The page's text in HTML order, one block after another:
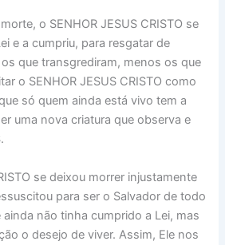
o SENHOR JESUS CRISTO se
e a cumpriu, para resgatar de
que transgrediram, menos os que
o SENHOR JESUS CRISTO como
só quem ainda está vivo tem a
uma nova criatura que observa e
se deixou morrer injustamente
para ser o Salvador de todo
ainda não tinha cumprido a Lei, mas
o desejo de viver. Assim, Ele nos